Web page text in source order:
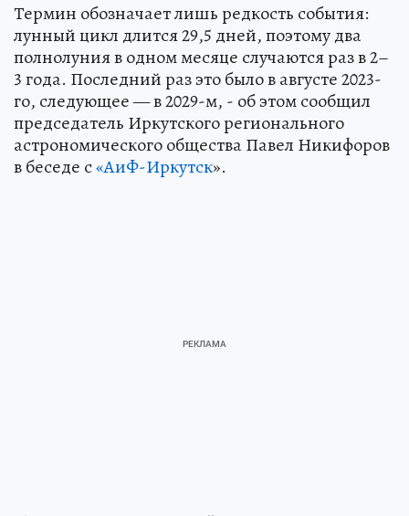
Термин обозначает лишь редкость события:
лунный цикл длится 29,5 дней, поэтому два
полнолуния в одном месяце случаются раз в 2–
3 года. Последний раз это было в августе 2023-
го, следующее — в 2029-м, - об этом сообщил
председатель Иркутского регионального
астрономического общества Павел Никифоров
в беседе с«АиФ-Иркутск».